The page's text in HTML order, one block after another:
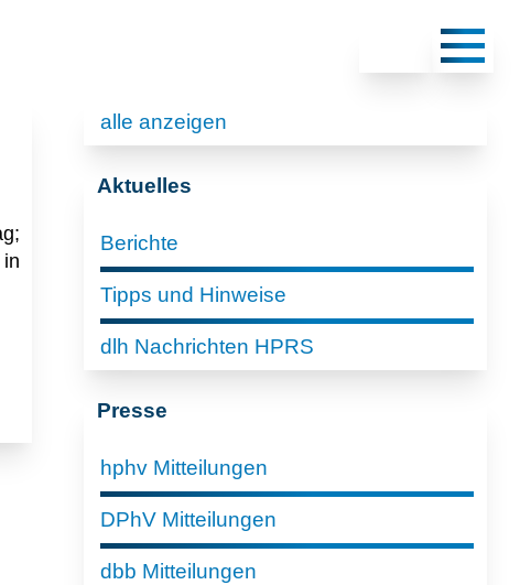
alle anzeigen
Aktuelles
Berichte
Tipps und Hinweise
dlh Nachrichten HPRS
Presse
hphv Mitteilungen
DPhV Mitteilungen
dbb Mitteilungen